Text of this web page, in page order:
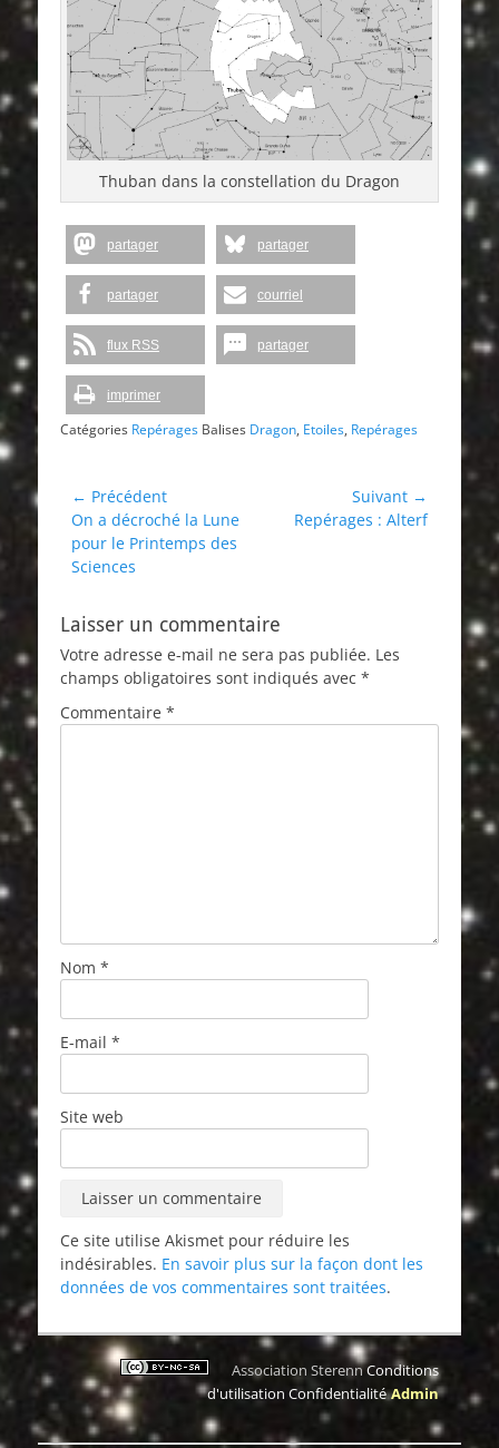
Thuban dans la constellation du Dragon
partager partager
partager courriel
flux RSS partager
imprimer
Catégories Repérages Balises Dragon, Etoiles, Repérages
Navigation
de
l’article
← Précédent
Article
précédent :
On a décroché la Lune
pour le Printemps des
Sciences
Suivant →
ArticleRepérages : Alterf
Laisser un commentaire
Votre adresse e-mail ne sera pas publiée. Les
champs obligatoires sont indiqués avec *
Commentaire *
Nom *
E-mail *
Site web
Ce site utilise Akismet pour réduire les
indésirables. En savoir plus sur la façon dont les
données de vos commentaires sont traitées.
Association SterennConditions
d'utilisation Confidentialité Admin